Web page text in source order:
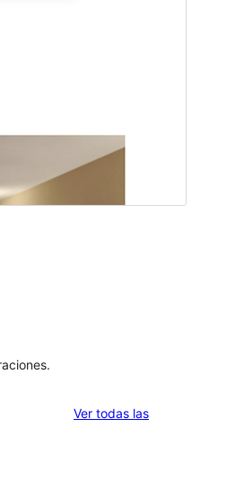
Ver todas lasvaloraciones